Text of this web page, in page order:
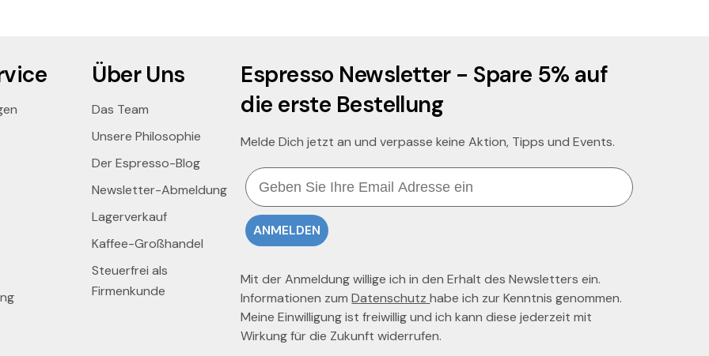
Über Uns
Das Team
Unsere Philosophie
Der Espresso-Blog
Newsletter-Abmeldung
Lagerverkauf
Kaffee-Großhandel
Steuerfrei als
Firmenkunde
Espresso Newsletter - Spare 5% auf
die erste Bestellung
Melde Dich jetzt an und verpasse keine Aktion, Tipps und Events.
Email
ANMELDEN
Mit der Anmeldung willige ich in den Erhalt des Newsletters ein.
Informationen zumDatenschutzhabe ich zur Kenntnis genommen.
Meine Einwilligung ist freiwillig und ich kann diese jederzeit mit
Wirkung für die Zukunft widerrufen.